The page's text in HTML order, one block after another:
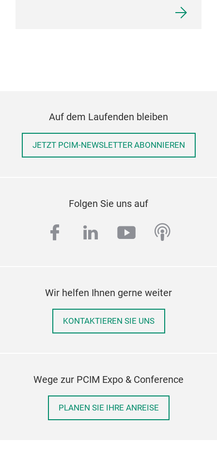
Auf dem Laufenden bleiben
JETZT PCIM-NEWSLETTER ABONNIEREN
Folgen Sie uns auf
facebook
linkedinyoutube
Wir helfen Ihnen gerne weiter
KONTAKTIEREN SIE UNS
Wege zur PCIM Expo & Conference
PLANEN SIE IHRE ANREISE